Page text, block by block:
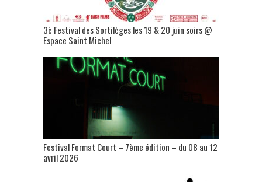
3è Festival des Sortilèges les 19 & 20 juin soirs @
Espace Saint Michel
Festival Format Court – 7ème édition – du 08 au 12
avril 2026